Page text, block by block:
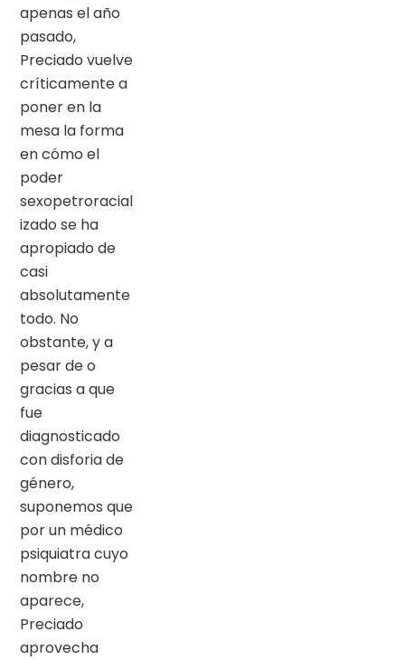
apenas el año
pasado,
Preciado vuelve
críticamente a
poner en la
mesa la forma
en cómo el
poder
sexopetroracial
izado se ha
apropiado de
casi
absolutamente
todo. No
obstante, y a
pesar de o
gracias a que
fue
diagnosticado
con disforia de
género,
suponemos que
por un médico
psiquiatra cuyo
nombre no
aparece,
Preciado
aprovecha